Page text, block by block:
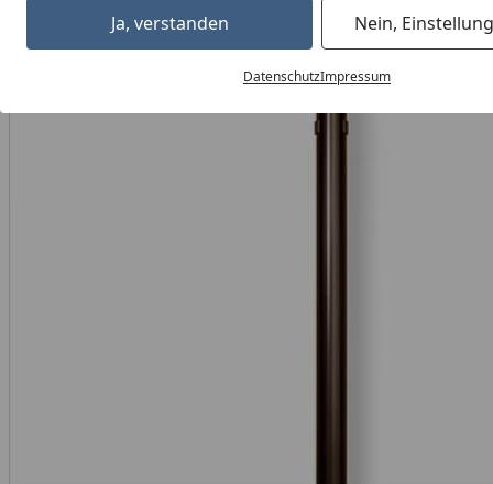
Ja, verstanden Nein,
DatenschutzImpressum